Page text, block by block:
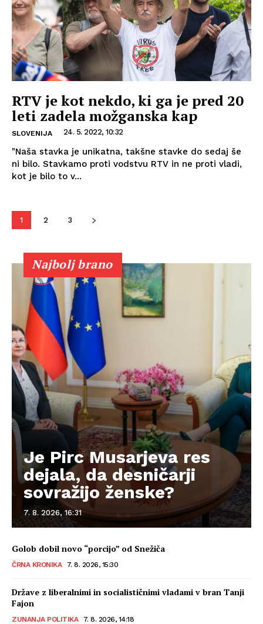
RTV je kot nekdo, ki ga je pred 20
leti zadela možganska kap
SLOVENIJA 24. 5. 2022, 10:32
"Naša stavka je unikatna, takšne stavke do sedaj še
ni bilo. Stavkamo proti vodstvu RTV in ne proti vladi,
kot je bilo to v...
1 2 3
Najbolj brano
Je Pirc Musarjeva res
dejala, da desničarji
sovražijo ženske?
7. 8. 2026, 16:31
Golob dobil novo “porcijo” od Snežiča
ČRNA KRONIKA 7. 8. 2026, 15:30
Države z liberalnimi in socialističnimi vladami v bran Tanji
Fajon
ZUNANJA POLITIKA 7. 8. 2026, 14:18